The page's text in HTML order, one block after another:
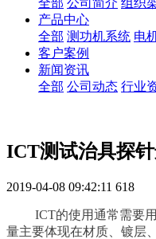
全部 公司简介 组织
产品中心
全部 测功机系统 电
客户案例
新闻资讯
全部 公司动态 行业
ICT测试治具探针
2019-04-08 09:42:11 618
ICT的使用通常需要用
量主要体现在材质、镀层